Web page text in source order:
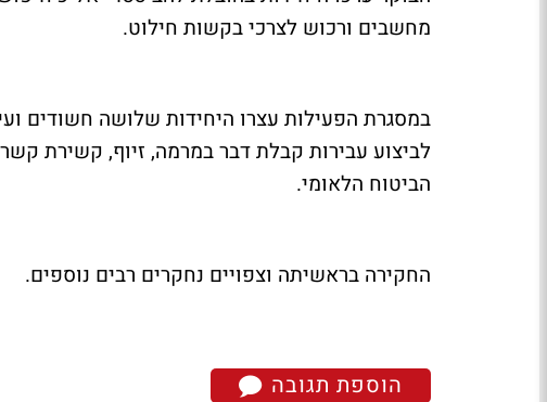
מחשבים ורכוש לצרכי בקשות חילוט.
במסגרת הפעילות עצרו היחידות שלושה חשודים
לביצוע עבירות קבלת דבר במרמה, זיוף, קשירת
הביטוח הלאומי.
החקירה בראשיתה וצפויים נחקרים רבים נוספים.
הוספת תגובה